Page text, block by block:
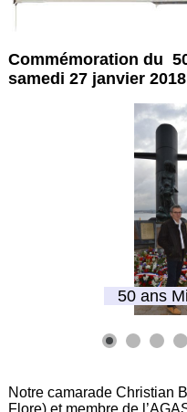
Commémoration du
samedi 27 janvier 2018
Notre camarade Christian
Flore) et membre de